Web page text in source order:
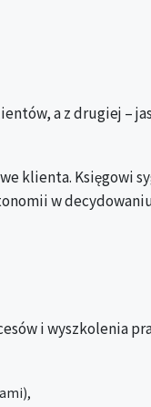
a z drugiej –
klienta. Księgowi
w
i wyszkolenia